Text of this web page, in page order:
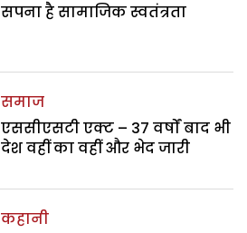
सपना है सामाजिक स्वतंत्रता
समाज
एससीएसटी एक्ट – 37 वर्षों बाद भी
देश वहीं का वहीं और भेद जारी
कहानी